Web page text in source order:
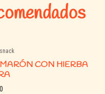
CON HIERBA